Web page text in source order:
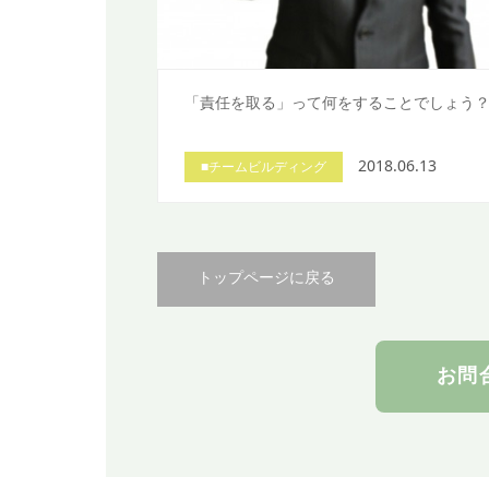
「責任を取る」って何をすることでしょう？
■チームビルディング 2018.06.13
トップページに戻る
お問